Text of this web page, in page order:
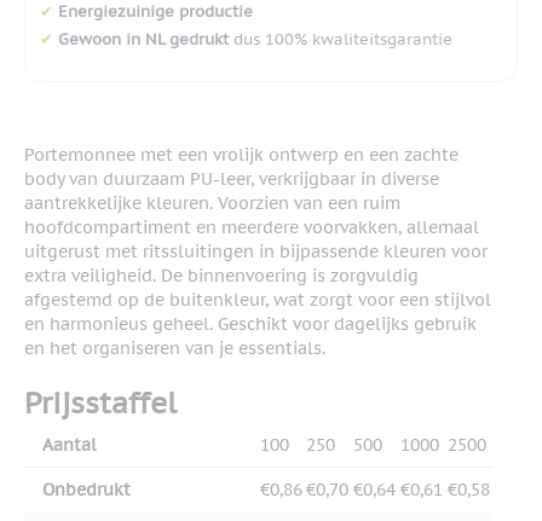
✔ Energiezuinige productie
✔ Gewoon in NL gedruktdus 100% kwaliteitsgarantie
Portemonnee met een vrolijk ontwerp en een zachte
body van duurzaam PU-leer, verkrijgbaar in diverse
aantrekkelijke kleuren. Voorzien van een ruim
hoofdcompartiment en meerdere voorvakken, allemaal
uitgerust met ritssluitingen in bijpassende kleuren voor
extra veiligheid. De binnenvoering is zorgvuldig
afgestemd op de buitenkleur, wat zorgt voor een stijlvol
en harmonieus geheel. Geschikt voor dagelijks gebruik
en het organiseren van je essentials.
Prijsstaffel
Aantal 100 250 500 1000 2500
Onbedrukt €0,86€0,70 €0,64 €0,61 €0,58